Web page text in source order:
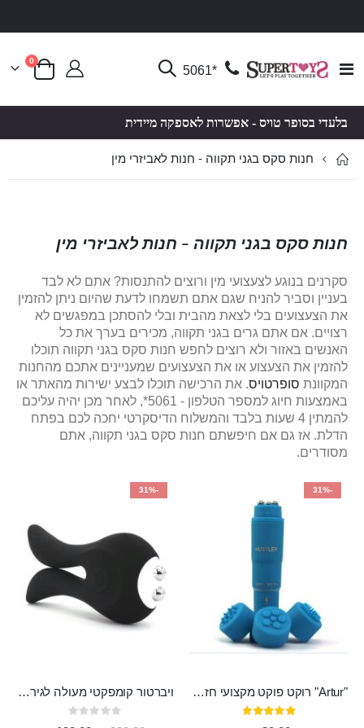
Toggle
*5061 סל קניות
0פריטים
בלעדי בסופר טויס - אפשרות לאספקה מיידית
חנות סקס בגני תקווה - חנות לאביזרי מין
חנות סקס בגני תקווה - חנות לאביזרי מין
סקרנים בנוגע לצעצועי מין ורוצים להתנסות? אתם לא לבד
בעניין וסביר להניח שגם אתם תשמחו לדעת שהיום ניתן להזמין
את הצעצועים בלי לצאת מהבית ובלי להסתכן במפגשים לא
רצויים. אם אתם גרים בגני תקווה, מכירים בערך את כל
האנשים באזור ולא רוצים לחפש חנות סקס בגני תקווה תוכלו
להזמין את הצעצוע או את הצעצועים שמעניינים אתכם מהחנות
המקוונת סופרטויס. את הרכישה תוכלו לבצע ישירות מהאתר או
באמצעות חיוג למספר הטלפון - 5061*, לאחר מכן יהיה עליכם
להמתין 4 שעות בלבד והמשלוח הדיסקרטי יחכה לכם בפתח
הדלת. אז גם אם חיפשתם חנות סקס בגני תקווה, אתם
מסודרים.
-31%
"Artur" רוקט פוקט מקצועי חזק במיוחד
דירוג:
95%
-31%
ויברטור קומפקטי מעולה לגירוי פטמות ודגדגן מסיליקון רפואי בעל 10 מצבי רטט , נטען
Rating:
0%